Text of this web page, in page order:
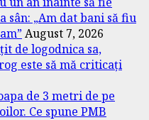
sân: „Am dat bani să fiu
August 7, 2026
de logodnica sa,
este să mă criticați
de 3 metri de pe
Ce spune PMB